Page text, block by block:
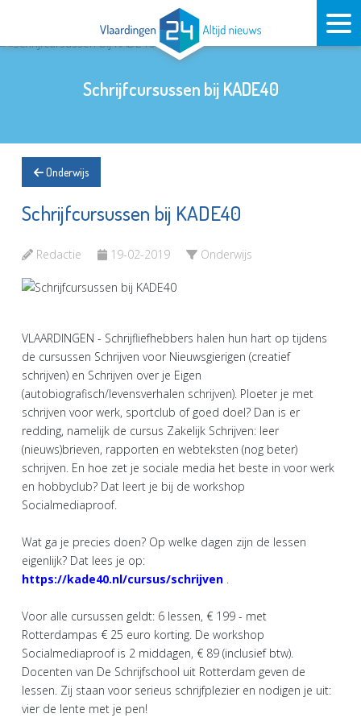
Schrijfcursussen bij KADE40
Onderwijs
Schrijfcursussen bij KADE40
Redactie 19-02-2019 Onderwijs
VLAARDINGEN - Schrijfliefhebbers halen hun hart op tijdens
de cursussen Schrijven voor Nieuwsgierigen (creatief
schrijven) en Schrijven over je Eigen
(autobiografisch/levensverhalen schrijven). Ploeter je met
schrijven voor werk, sportclub of goed doel? Dan is er
redding, namelijk de cursus Zakelijk Schrijven: leer
(nieuws)brieven, rapporten en webteksten (nog beter)
schrijven. En hoe zet je sociale media het beste in voor werk
en hobbyclub? Dat leert je bij de workshop
Socialmediaproof.
Wat ga je precies doen? Op welke dagen zijn de lessen
eigenlijk? Dat lees je op:
https://kade40.nl/cursus/schrijven
Voor alle cursussen geldt: 6 lessen, € 199 - met
Rotterdampas € 25 euro korting. De workshop
Socialmediaproof is 2 middagen, € 89 (inclusief btw).
Docenten van De Schrijfschool uit Rotterdam geven de
lessen. Zij staan voor serieus schrijfplezier en nodigen je uit:
vier de lente met je pen!